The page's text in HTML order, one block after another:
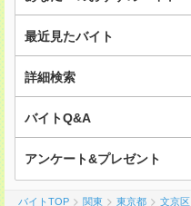
最近見たバイト
詳細検索
バイトQ&A
アンケート&プレゼント
バイトTOP 関東 東京都 文京区